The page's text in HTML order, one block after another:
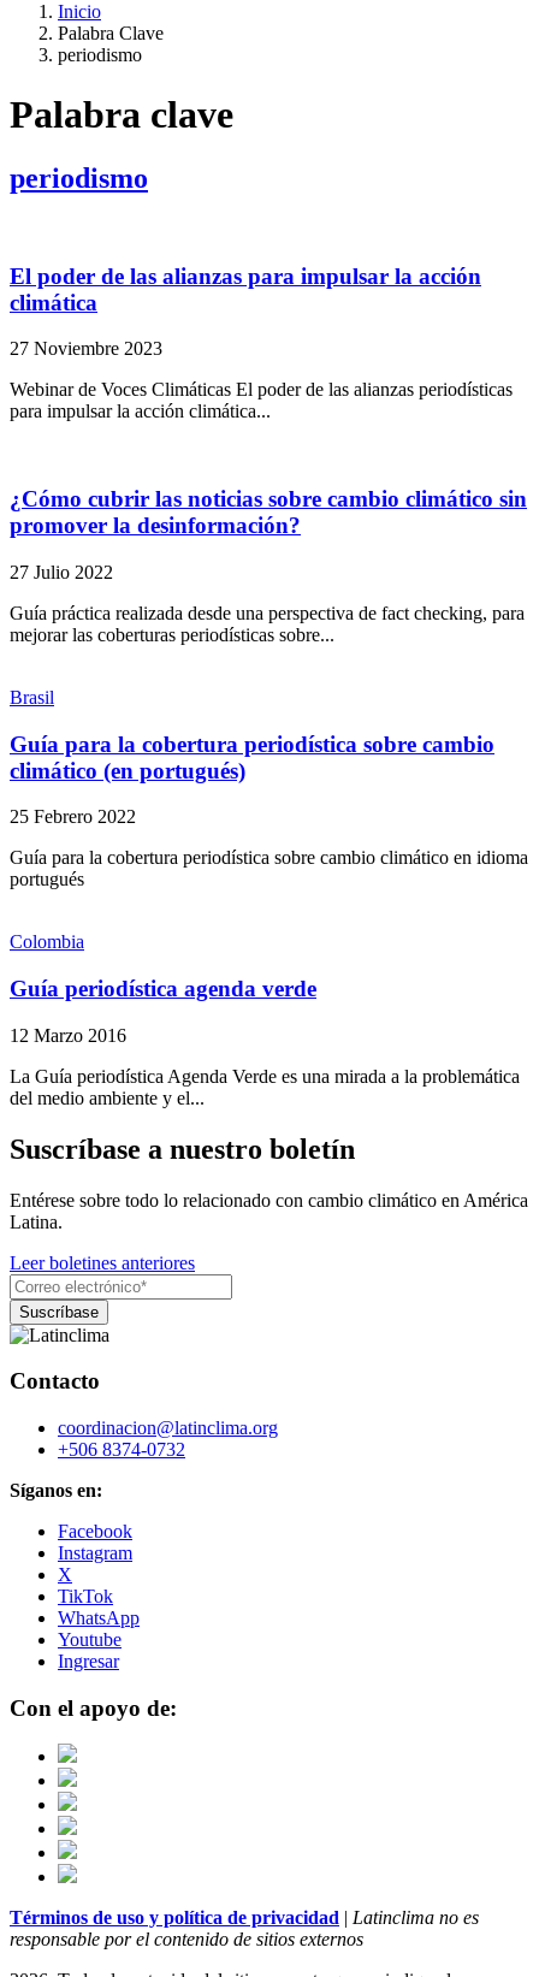
Inicio
Palabra Clave
periodismo
Palabra clave
periodismo
El poder de las alianzas para impulsar la acción
climática
27 Noviembre 2023
Webinar de Voces Climáticas El poder de las alianzas periodísticas
para impulsar la acción climática...
¿Cómo cubrir las noticias sobre cambio climático sin
promover la desinformación?
27 Julio 2022
Guía práctica realizada desde una perspectiva de fact checking, para
mejorar las coberturas periodísticas sobre...
Brasil
Guía para la cobertura periodística sobre cambio
climático (en portugués)
25 Febrero 2022
Guía para la cobertura periodística sobre cambio climático en idioma
portugués
Colombia
Guía periodística agenda verde
12 Marzo 2016
La Guía periodística Agenda Verde es una mirada a la problemática
del medio ambiente y el...
Suscríbase a nuestro boletín
Entérese sobre todo lo relacionado con cambio climático en América
Latina.
Leer boletines anteriores
Contacto
coordinacion@latinclima.org
+506 8374-0732
Síganos en:
Facebook
Instagram
X
TikTok
WhatsApp
Youtube
Ingresar
Con el apoyo de:
Términos de uso y política de privacidad | Latinclima no es
responsable por el contenido de sitios externos